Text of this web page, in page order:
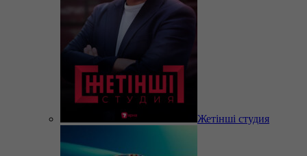
Жетінші студия